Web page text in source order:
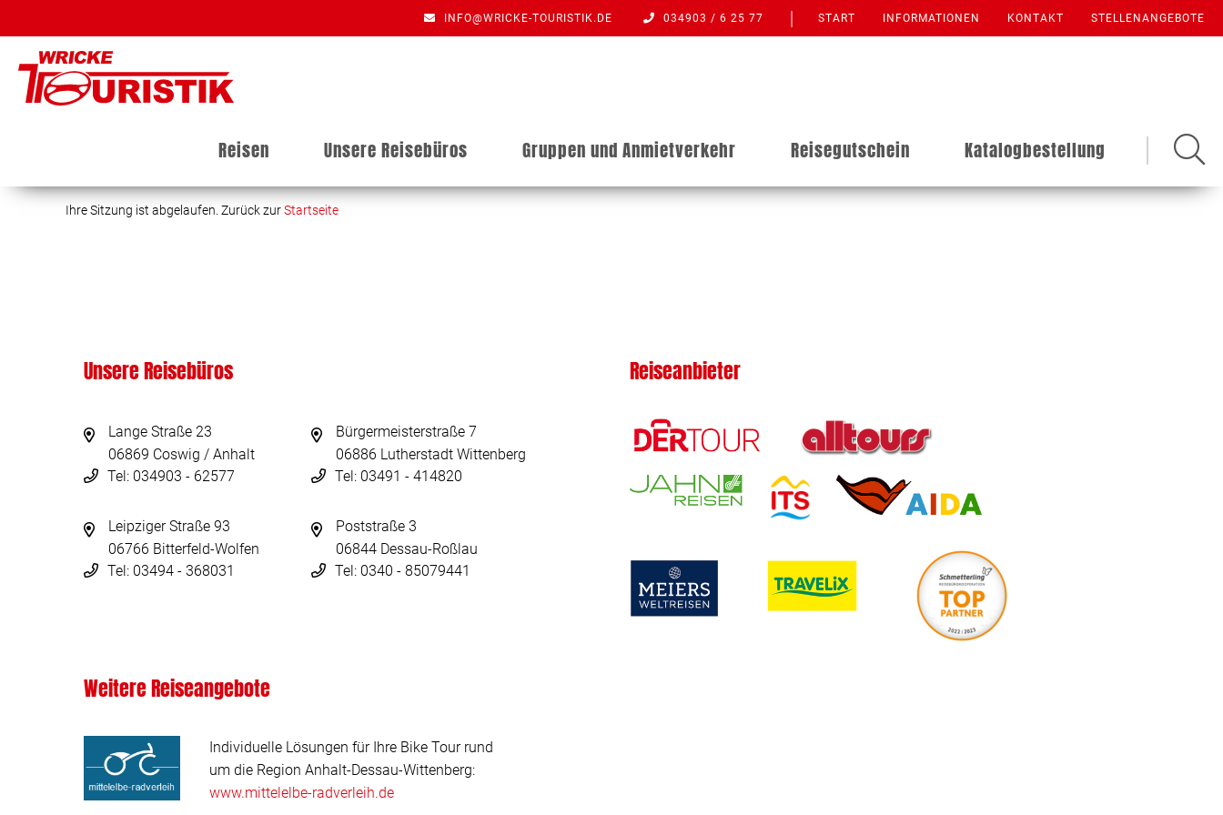
INFO@WRICKE-TOURISTIK.DE 034903 / 6 25 77 START INFORMATIONEN KONTAKT STELLENANGEBOTE
Reisen Unsere Reisebüros Gruppen und Anmietverkehr Reisegutschein Katalogbestellung
Ihre Sitzung ist abgelaufen. Zurück zurStartseite
Unsere Reisebüros
Lange Straße 23
06869 Coswig / Anhalt
Tel: 034903 - 62577
Bürgermeisterstraße 7
06886 Lutherstadt Wittenberg
Tel: 03491 - 414820
Leipziger Straße 93
06766 Bitterfeld-Wolfen
Tel: 03494 - 368031
Poststraße 3
06844 Dessau-Roßlau
Tel: 0340 - 85079441
Reiseanbieter
Weitere Reiseangebote
Individuelle Lösungen für Ihre Bike Tour rund
um die Region Anhalt-Dessau-Wittenberg:
www.mittelelbe-radverleih.de